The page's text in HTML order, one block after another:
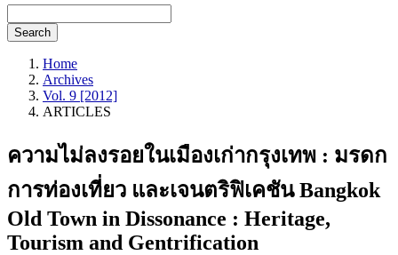
Search
Home
Archives
Vol. 9 [2012]
ARTICLES
ความไม่ลงรอยในเมืองเก่ากรุงเทพ : มรดก
การท่องเที่ยว และเจนตริฟิเคชัน Bangkok
Old Town in Dissonance : Heritage,
Tourism and Gentrification